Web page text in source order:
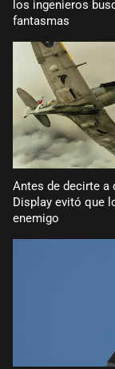
los ingenieros
fantasmas
Antes de decirte a
Display evitó que
enemigo